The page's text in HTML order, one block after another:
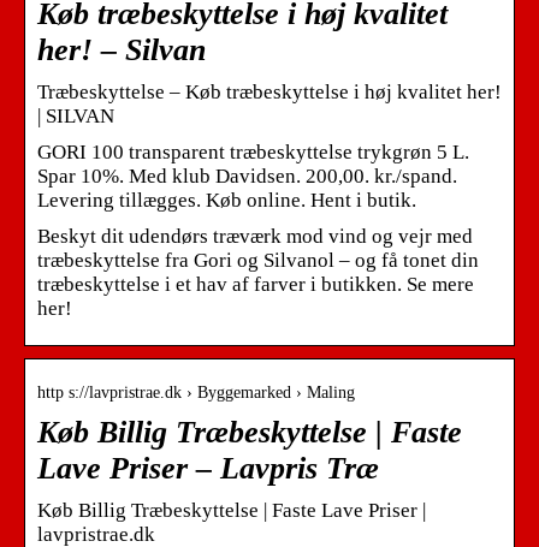
Køb træbeskyttelse i høj kvalitet
her! – Silvan
Træbeskyttelse – Køb træbeskyttelse i høj kvalitet her!
| SILVAN
GORI 100 transparent træbeskyttelse trykgrøn 5 L.
Spar 10%. Med klub Davidsen. 200,00. kr./spand.
Levering tillægges. Køb online. Hent i butik.
Beskyt dit udendørs træværk mod vind og vejr med
træbeskyttelse fra Gori og Silvanol – og få tonet din
træbeskyttelse i et hav af farver i butikken. Se mere
her!
http s://lavpristrae.dk › Byggemarked › Maling
Køb Billig Træbeskyttelse | Faste
Lave Priser – Lavpris Træ
Køb Billig Træbeskyttelse | Faste Lave Priser |
lavpristrae.dk‎